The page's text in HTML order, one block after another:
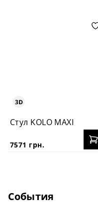
Стул KOLO MAXI
7571 грн.
События